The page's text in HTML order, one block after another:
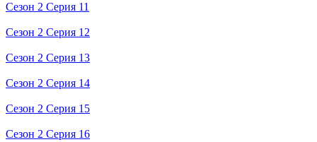
Сезон 2 Серия 11
Сезон 2 Серия 12
Сезон 2 Серия 13
Сезон 2 Серия 14
Сезон 2 Серия 15
Сезон 2 Серия 16